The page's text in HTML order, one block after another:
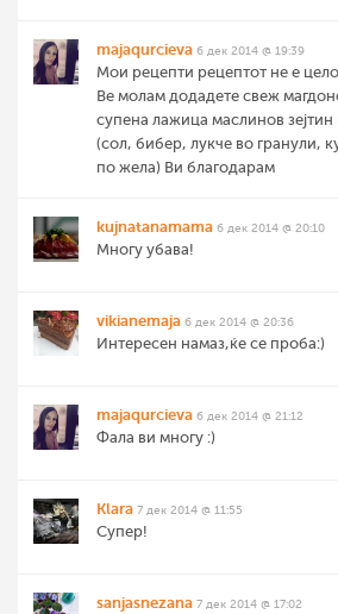
majaqurcieva 6 дек 2014 @ 19:39
Мои рецепти рецептот не е
Ве молам додадете свеж
супена лажица маслинов зејтин
(сол, бибер, лукче во гранули,
по жела) Ви благодарам
kujnatanamama 6 дек 2014 @ 20:10
Многу убава!
vikianemaja 6 дек 2014 @ 20:36
Интересен намаз,ќе се проба:)
majaqurcieva 6 дек 2014 @ 21:12
Фала ви многу :)
Klara 7 дек 2014 @ 11:55
Супер!
sanjasnezana 7 дек 2014 @ 17:02